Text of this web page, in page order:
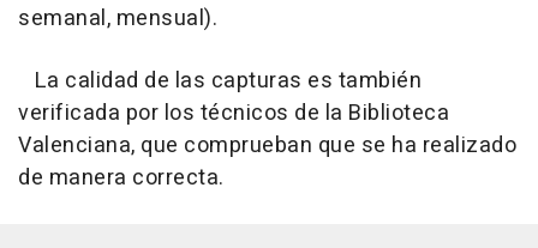
semanal, mensual).
La calidad de las capturas es también
verificada por los técnicos de la Biblioteca
Valenciana, que comprueban que se ha realizado
de manera correcta.